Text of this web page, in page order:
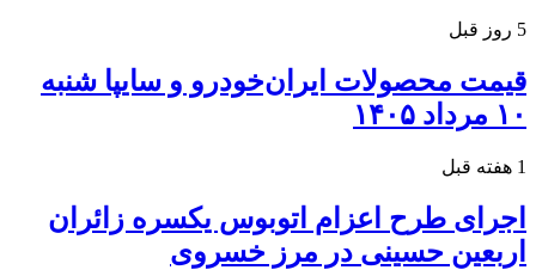
5 روز قبل
قیمت محصولات ایران‌خودرو و سایپا شنبه
۱۰ مرداد ۱۴۰۵
1 هفته قبل
اجرای طرح اعزام اتوبوس یکسره زائران
اربعین حسینی در مرز خسروی